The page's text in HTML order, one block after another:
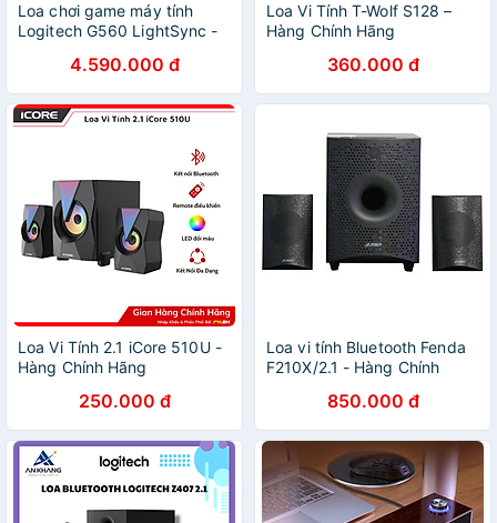
Loa chơi game máy tính
Logitech G560 LightSync -
4.590.000 đ
Loa Vi Tính T-Wolf S128 –
Hàng Chính Hãng
360.000 đ
Loa Vi Tính 2.1 iCore 510U -
Hàng Chính Hãng
250.000 đ
Loa vi tính Bluetooth Fenda
F210X/2.1 - Hàng Chính
850.000 đ